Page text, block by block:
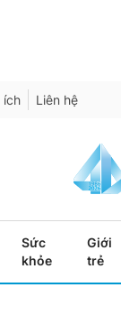
ích Liên hệ
Sức
khỏe
Giới
trẻ